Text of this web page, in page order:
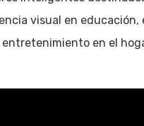
visual en educación,
entretenimiento en el